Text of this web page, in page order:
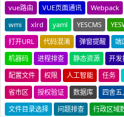
vue路由
VUE页面通讯 Webpack
wmi
xlrd yaml YESCMS
打开URL
代码混淆 弹窗提醒 端
机器码
进程排查 静态资源 开发
配置文件
权限 人工智能 任务
省市区
授权验证 数据库 四舍五
文件目录选择
问题排查 行政区域